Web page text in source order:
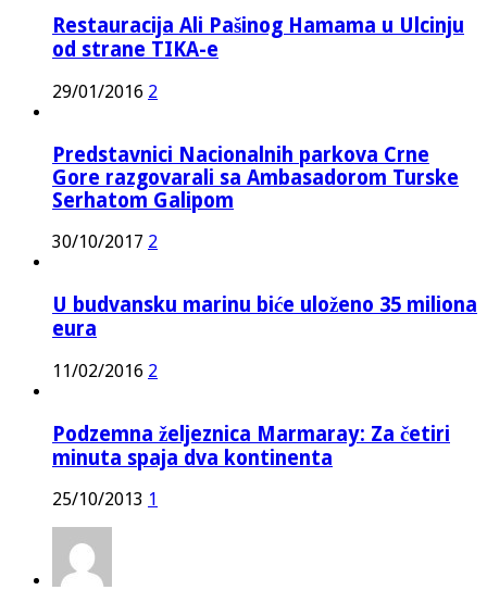
Restauracija Ali Pašinog Hamama u Ulcinju
od strane TIKA-e
29/01/2016 2
Predstavnici Nacionalnih parkova Crne
Gore razgovarali sa Ambasadorom Turske
Serhatom Galipom
30/10/2017 2
U budvansku marinu biće uloženo 35 miliona
eura
11/02/2016 2
Podzemna željeznica Marmaray: Za četiri
minuta spaja dva kontinenta
25/10/2013 1